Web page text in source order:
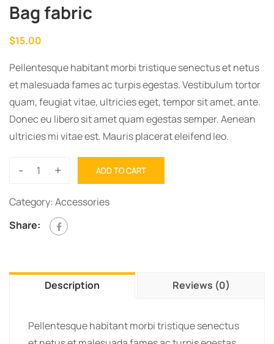
Bag fabric
$15.00
Pellentesque habitant morbi tristique senectus et netus
et malesuada fames ac turpis egestas. Vestibulum tortor
quam, feugiat vitae, ultricies eget, tempor sit amet, ante.
Donec eu libero sit amet quam egestas semper. Aenean
ultricies mi vitae est. Mauris placerat eleifend leo.
- + ADD TO CART
Category: Accessories
Share:
Description Reviews (0)
Pellentesque habitant morbi tristique senectus